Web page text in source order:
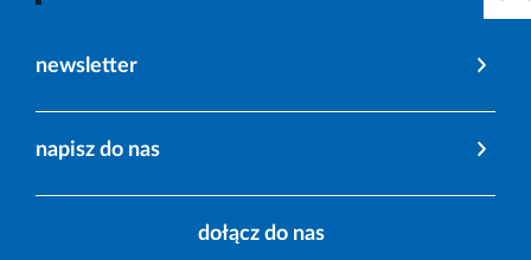
newsletter
napisz do nas
dołącz do nas